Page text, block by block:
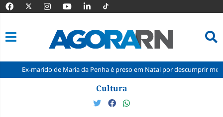
de Maria da Penha é preso em Natal por descumprir medida
Cultura